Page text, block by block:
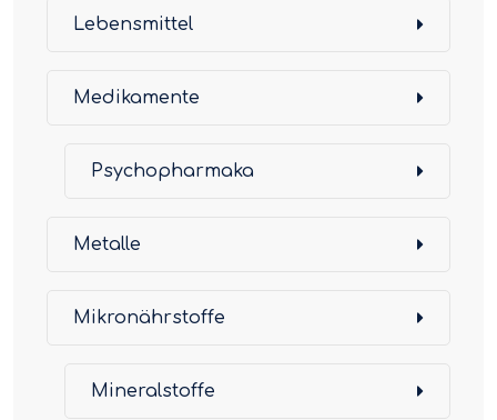
Lebensmittel
Medikamente
Psychopharmaka
Metalle
Mikronährstoffe
Mineralstoffe